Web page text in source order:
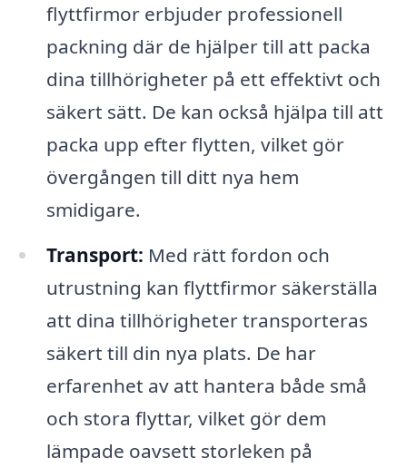
flyttfirmor erbjuder professionell
packning där de hjälper till att packa
dina tillhörigheter på ett effektivt och
säkert sätt. De kan också hjälpa till att
packa upp efter flytten, vilket gör
övergången till ditt nya hem
smidigare.
Transport: Med rätt fordon och
utrustning kan flyttfirmor säkerställa
att dina tillhörigheter transporteras
säkert till din nya plats. De har
erfarenhet av att hantera både små
och stora flyttar, vilket gör dem
lämpade oavsett storleken på